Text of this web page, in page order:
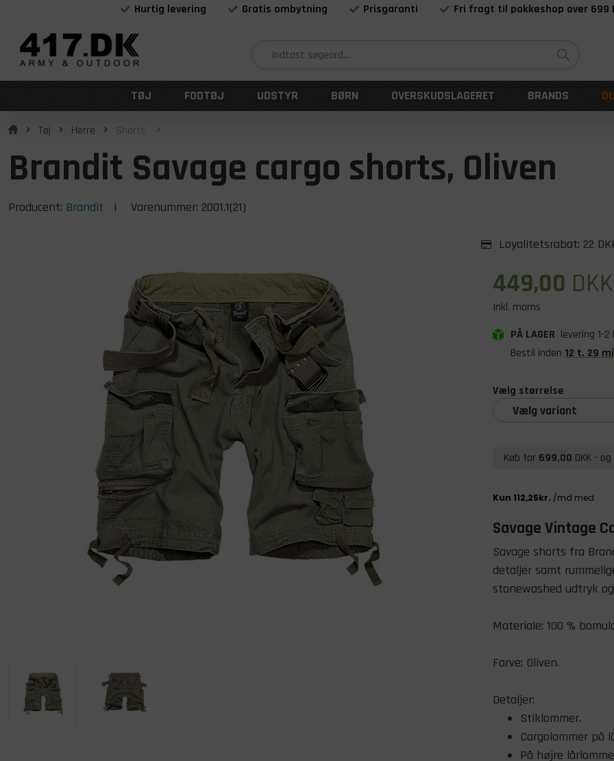
Hurtig levering Gratis ombytning Prisgaranti Fri fragt til pakkeshop over 699
TØJ FODTØJ UDSTYR BØRN OVERSKUDSLAGERET BRANDS
Tøj Herre Shorts
Brandit Savage cargo shorts, Oliven
Producent: Brandit | Varenummer: 2001.1(21)
Loyalitetsrabat: 22
449,00 DKK
Inkl. moms
PÅ LAGER levering 1-
Bestil inden 12 t. 29
Vælg størrelse
Vælg variant
Køb for 699,00 DKK -
Savage Vintage
Savage shorts fra
detaljer samt
stonewashed udtryk
​Materiale: 100 %
Farve: Oliven.
Detaljer:
Stiklommer.
Cargolommer på
På højre